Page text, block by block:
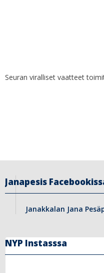
Seuran viralliset vaatteet
Janapesis
Janakkalan Jana
NYP Instasssa